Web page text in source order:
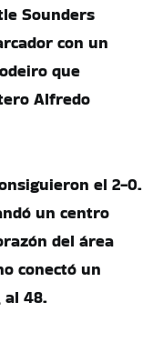
Sounders
con un
que
Alfredo
el 2-0.
un centro
del área
conectó un
al 48.